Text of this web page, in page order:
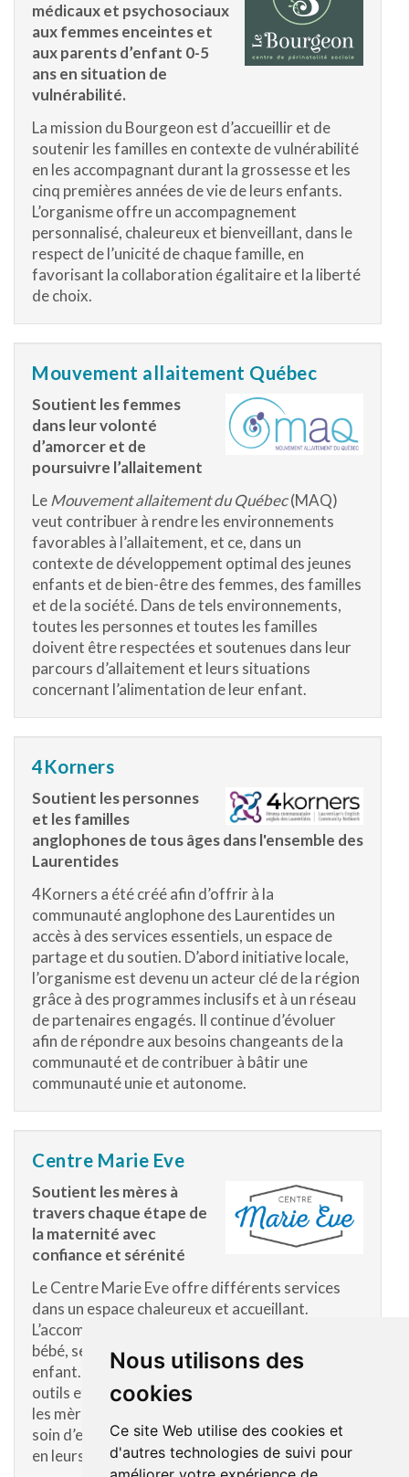
Nous utilisons des
cookies
Ce site Web utilise des cookies et
d'autres technologies de suivi pour
médicaux et psychosociaux
aux femmes enceintes et
aux parents d’enfant 0-5
ans en situation de
vulnérabilité.
La mission du Bourgeon est d’accueillir et de
soutenir les familles en contexte de vulnérabilité
en les accompagnant durant la grossesse et les
cinq premières années de vie de leurs enfants.
L’organisme offre un accompagnement
personnalisé, chaleureux et bienveillant, dans le
respect de l’unicité de chaque famille, en
favorisant la collaboration égalitaire et la liberté
de choix.
Mouvement allaitement Québec
Soutient les femmes
dans leur volonté
d’amorcer et de
poursuivre l’allaitement
LeMouvement allaitement du Québec(MAQ)
veut contribuer à rendre les environnements
favorables à l’allaitement, et ce, dans un
contexte de développement optimal des jeunes
enfants et de bien-être des femmes, des familles
et de la société. Dans de tels environnements,
toutes les personnes et toutes les familles
doivent être respectées et soutenues dans leur
parcours d’allaitement et leurs situations
concernant l’alimentation de leur enfant.
4Korners
Soutient les personnes
et les familles
anglophones de tous âges dans l'ensemble des
Laurentides
4Korners a été créé afin d’offrir à la
communauté anglophone des Laurentides un
accès à des services essentiels, un espace de
partage et du soutien. D’abord initiative locale,
l’organisme est devenu un acteur clé de la région
grâce à des programmes inclusifs et à un réseau
de partenaires engagés. Il continue d’évoluer
afin de répondre aux besoins changeants de la
communauté et de contribuer à bâtir une
communauté unie et autonome.
Centre Marie Eve
Soutient les mères à
travers chaque étape de
la maternité avec
confiance et sérénité
Le Centre Marie Eve offre différents services
dans un espace chaleureux et accueillant.
L’accompagnement se poursuit après l’arrivée du
bébé, selon les besoins de la mère et de son
enfant. L’organisme met à leur disposition des
outils et une présence bienveillante afin d’aider
les mères à développer leurs repères, prendre
soin d’elles-mêmes et renforcer leur confiance
en leurs compétences parentales.